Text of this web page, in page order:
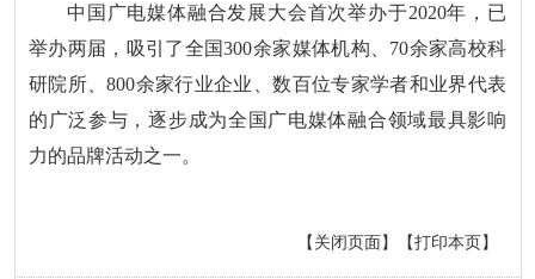
中国广电媒体融合发展大会首次举办于2020年，已
举办两届，吸引了全国300余家媒体机构、70余家高校科
研院所、800余家行业企业、数百位专家学者和业界代表
的广泛参与，逐步成为全国广电媒体融合领域最具影响
力的品牌活动之一。
【打印本页】
【关闭页面】